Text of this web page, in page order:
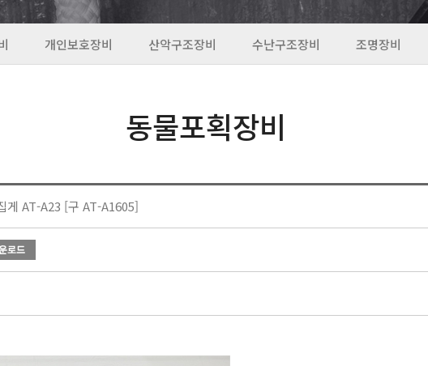
개인보호장비 산악구조장비 수난구조장비 조명장비
동물포획장비
게 AT-A23 [구 AT-A1605]